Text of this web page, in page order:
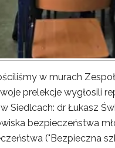
w murach
prelekcje wygłosili
Siedlcach: dr Łukasz
bezpieczeństwa
("Bezpieczna